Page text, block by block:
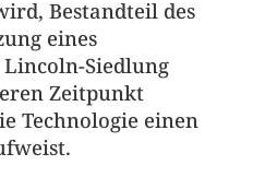
Bestandteil des
eines
Siedlung
Zeitpunkt
Technologie einen